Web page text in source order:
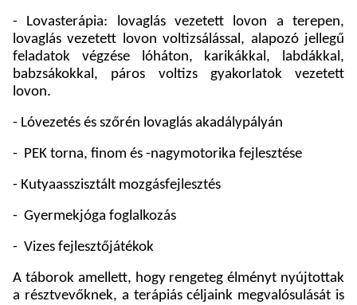
- Lovasterápia: lovaglás vezetett lovon a terepen,
lovaglás vezetett lovon voltizsálással, alapozó jellegű
feladatok végzése lóháton, karikákkal, labdákkal,
babzsákokkal, páros voltizs gyakorlatok vezetett
lovon.
- Lóvezetés és szőrén lovaglás akadálypályán
- PEK torna, finom és -nagymotorika fejlesztése
- Kutyaasszisztált mozgásfejlesztés
- Gyermekjóga foglalkozás
- Vizes fejlesztőjátékok
A táborok amellett, hogy rengeteg élményt nyújtottak
a résztvevőknek, a terápiás céljaink megvalósulását is